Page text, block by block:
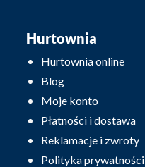
Hurtownia
Hurtownia online
Blog
Moje konto
Płatności i dostawa
Reklamacje i zwroty
Polityka prywatności